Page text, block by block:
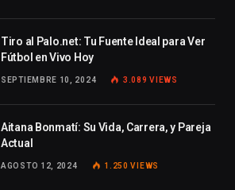
Tiro al Palo.net: Tu Fuente Ideal para Ver
Fútbol en Vivo Hoy
SEPTIEMBRE 10, 2024 3.089VIEWS
Aitana Bonmatí: Su Vida, Carrera, y Pareja
Actual
AGOSTO 12, 2024 1.250VIEWS